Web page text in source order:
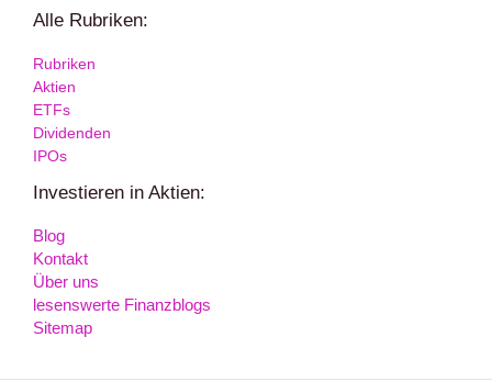
Alle Rubriken:
Rubriken
Aktien
ETFs
Dividenden
IPOs
Investieren in Aktien:
Blog
Kontakt
Über uns
lesenswerte Finanzblogs
Sitemap